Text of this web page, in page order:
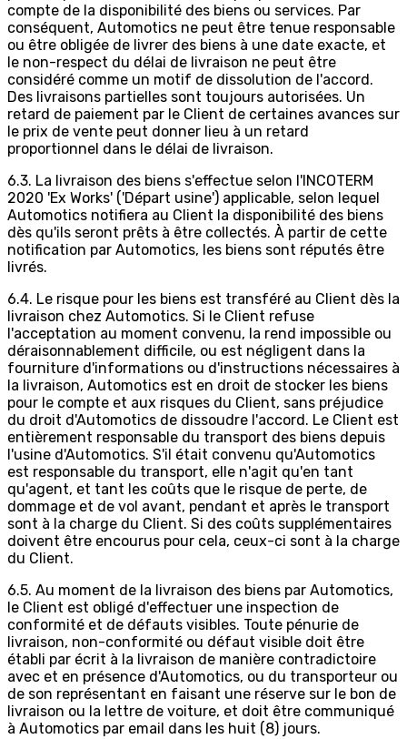
compte de la disponibilité des biens ou services. Par
conséquent, Automotics ne peut être tenue responsable
ou être obligée de livrer des biens à une date exacte, et
le non-respect du délai de livraison ne peut être
considéré comme un motif de dissolution de l'accord.
Des livraisons partielles sont toujours autorisées. Un
retard de paiement par le Client de certaines avances sur
le prix de vente peut donner lieu à un retard
proportionnel dans le délai de livraison.
6.3. La livraison des biens s'effectue selon l'INCOTERM
2020 'Ex Works' ('Départ usine') applicable, selon lequel
Automotics notifiera au Client la disponibilité des biens
dès qu'ils seront prêts à être collectés. À partir de cette
notification par Automotics, les biens sont réputés être
livrés.
6.4. Le risque pour les biens est transféré au Client dès la
livraison chez Automotics. Si le Client refuse
l'acceptation au moment convenu, la rend impossible ou
déraisonnablement difficile, ou est négligent dans la
fourniture d'informations ou d'instructions nécessaires à
la livraison, Automotics est en droit de stocker les biens
pour le compte et aux risques du Client, sans préjudice
du droit d'Automotics de dissoudre l'accord. Le Client est
entièrement responsable du transport des biens depuis
l'usine d'Automotics. S'il était convenu qu'Automotics
est responsable du transport, elle n'agit qu'en tant
qu'agent, et tant les coûts que le risque de perte, de
dommage et de vol avant, pendant et après le transport
sont à la charge du Client. Si des coûts supplémentaires
doivent être encourus pour cela, ceux-ci sont à la charge
du Client.
6.5. Au moment de la livraison des biens par Automotics,
le Client est obligé d'effectuer une inspection de
conformité et de défauts visibles. Toute pénurie de
livraison, non-conformité ou défaut visible doit être
établi par écrit à la livraison de manière contradictoire
avec et en présence d'Automotics, ou du transporteur ou
de son représentant en faisant une réserve sur le bon de
livraison ou la lettre de voiture, et doit être communiqué
à Automotics par email dans les huit (8) jours.